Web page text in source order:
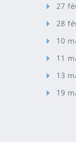
27
28
10
11
13
19